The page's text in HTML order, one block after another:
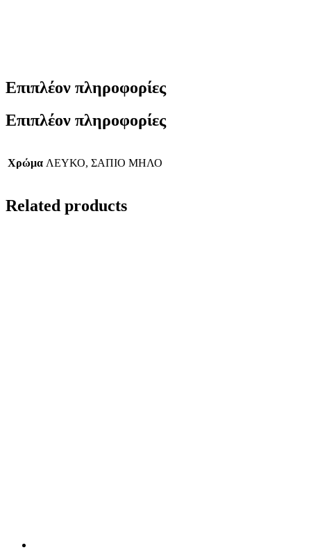
Επιπλέον πληροφορίες
Επιπλέον πληροφορίες
Χρώμα ΛΕΥΚΟ, ΣΑΠΙΟ ΜΗΛΟ
Related products